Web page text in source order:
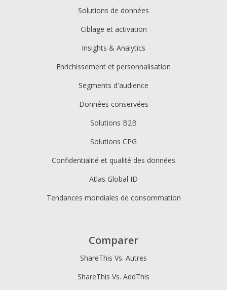
Solutions de données
Ciblage et activation
Insights & Analytics
Enrichissement et personnalisation
Segments d'audience
Données conservées
Solutions B2B
Solutions CPG
Confidentialité et qualité des données
Atlas Global ID
Tendances mondiales de consommation
Comparer
ShareThis Vs. Autres
ShareThis Vs. AddThis